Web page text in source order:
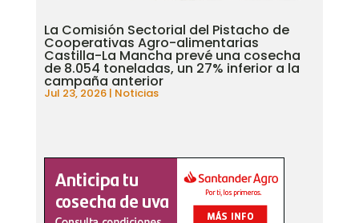
La Comisión Sectorial del Pistacho de
Cooperativas Agro-alimentarias
Castilla-La Mancha prevé una cosecha
de 8.054 toneladas, un 27% inferior a la
campaña anterior
Jul 23, 2026| Noticias